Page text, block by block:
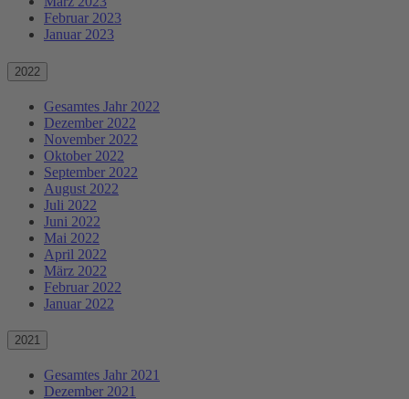
Februar 2023
Januar 2023
2022
Gesamtes Jahr 2022
Dezember 2022
November 2022
Oktober 2022
September 2022
August 2022
Juli 2022
Juni 2022
Mai 2022
April 2022
März 2022
Februar 2022
Januar 2022
2021
Gesamtes Jahr 2021
Dezember 2021